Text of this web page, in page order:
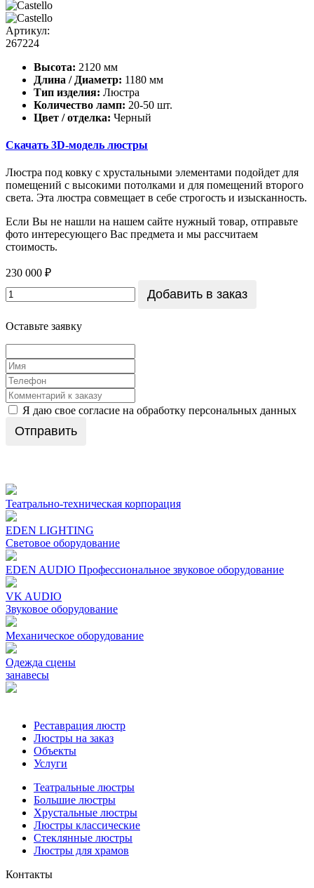
Артикул:
267224
Высота: 2120 мм
Длина / Диаметр: 1180 мм
Тип изделия: Люстра
Количество ламп: 20-50 шт.
Цвет / отделка: Черный
Скачать 3D-модель люстры
Люстра под ковку с хрустальными элементами подойдет для
помещений с высокими потолками и для помещений второго
света. Эта люстра совмещает в себе строгость и изысканность.
Если Вы не нашли на нашем сайте нужный товар, отправьте
фото интересующего Вас предмета и мы рассчитаем
стоимость.
230 000 ₽
Добавить в заказ
Оставьте заявку
Я даю свое согласие на обработку персональных данных
Отправить
Театрально-техническая корпорация
EDEN LIGHTING
Световое оборудование
EDEN AUDIO Профеcсиональное звуковое оборудование
VK AUDIO
Звуковое оборудование
Механическое oборудование
Одежда сцены
занавесы
Реставрация люстр
Люстры на заказ
Объекты
Услуги
Театральные люстры
Большие люстры
Хрустальные люстры
Люстры классические
Стеклянные люстры
Люстры для храмов
Контакты